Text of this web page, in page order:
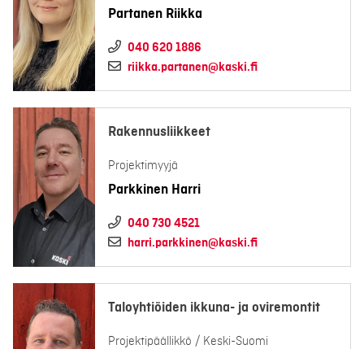
Partanen Riikka
040 620 1886
riikka.partanen@kaski.fi
Rakennusliikkeet
Projektimyyjä
Parkkinen Harri
040 730 4521
harri.parkkinen@kaski.fi
Taloyhtiöiden ikkuna- ja oviremontit
Projektipäällikkö / Keski-Suomi